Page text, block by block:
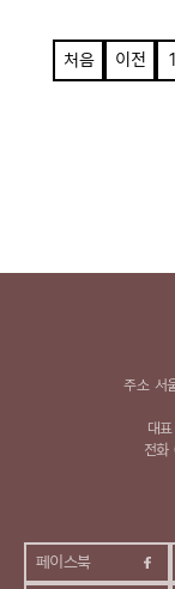
처음 이전
페이스북
주소 서
대표
전화